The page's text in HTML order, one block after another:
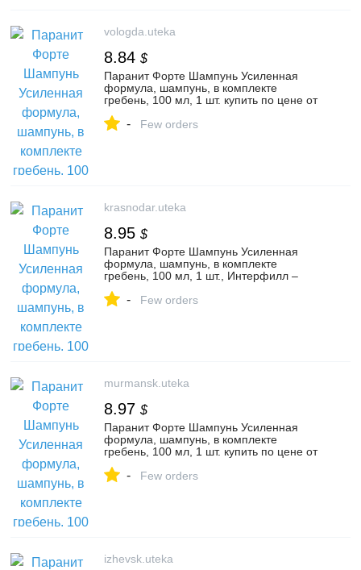
vologda.uteka
8.84 $
Паранит Форте Шампунь Усиленная
формула, шампунь, в комплекте
гребень, 100 мл, 1 шт. купить по цене от
в аптеку, инструкция по применению,
- Few orders
krasnodar.uteka
8.95 $
Паранит Форте Шампунь Усиленная
формула, шампунь, в комплекте
гребень, 100 мл, 1 шт., Интерфилл –
- Few orders
murmansk.uteka
8.97 $
Паранит Форте Шампунь Усиленная
формула, шампунь, в комплекте
гребень, 100 мл, 1 шт. купить по цене от
доставкой в аптеку, инструкция по
- Few orders
izhevsk.uteka